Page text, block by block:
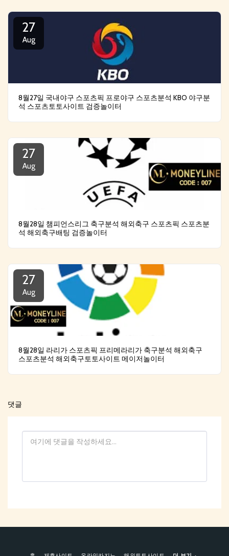
27
Aug
8월27일 국내야구 스포츠픽 프로야구 스포츠분석 KBO 야구분
석 스포츠토토사이트 검증놀이터
27
Aug
8월28일 챔피언스리그 축구분석 해외축구 스포츠픽 스포츠분
석 해외축구배팅 검증놀이터
27
Aug
8월28일 라리가 스포츠픽 프리메라리가 축구분석 해외축구
스포츠분석 해외축구토토사이트 메이저놀이터
댓글